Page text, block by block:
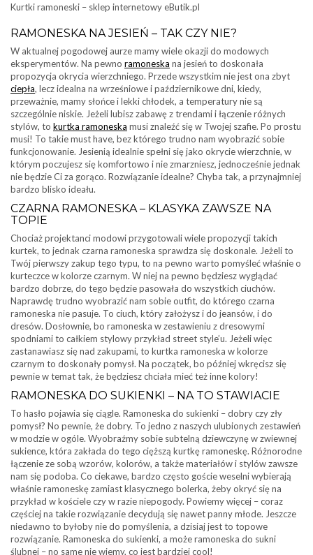
Kurtki ramoneski – sklep internetowy eButik.pl
RAMONESKA NA JESIEŃ – TAK CZY NIE?
W aktualnej pogodowej aurze mamy wiele okazji do modowych
eksperymentów. Na pewno ramoneska na jesień to doskonała
propozycja okrycia wierzchniego. Przede wszystkim nie jest ona zbyt
ciepła, lecz idealna na wrześniowe i październikowe dni, kiedy,
przeważnie, mamy słońce i lekki chłodek, a temperatury nie są
szczególnie niskie. Jeżeli lubisz zabawę z trendami i łączenie różnych
stylów, to kurtka ramoneska musi znaleźć się w Twojej szafie. Po prostu
musi! To takie must have, bez którego trudno nam wyobrazić sobie
funkcjonowanie. Jesienią idealnie spełni się jako okrycie wierzchnie, w
którym poczujesz się komfortowo i nie zmarzniesz, jednocześnie jednak
nie będzie Ci za gorąco. Rozwiązanie idealne? Chyba tak, a przynajmniej
bardzo blisko ideału.
CZARNA RAMONESKA – KLASYKA ZAWSZE NA
TOPIE
Chociaż projektanci modowi przygotowali wiele propozycji takich
kurtek, to jednak czarna ramoneska sprawdza się doskonale. Jeżeli to
Twój pierwszy zakup tego typu, to na pewno warto pomyśleć właśnie o
kurteczce w kolorze czarnym. W niej na pewno będziesz wyglądać
bardzo dobrze, do tego będzie pasowała do wszystkich ciuchów.
Naprawdę trudno wyobrazić nam sobie outfit, do którego czarna
ramoneska nie pasuje. To ciuch, który założysz i do jeansów, i do
dresów. Dosłownie, bo ramoneska w zestawieniu z dresowymi
spodniami to całkiem stylowy przykład street style’u. Jeżeli więc
zastanawiasz się nad zakupami, to kurtka ramoneska w kolorze
czarnym to doskonały pomysł. Na początek, bo później wkręcisz się
pewnie w temat tak, że będziesz chciała mieć też inne kolory!
RAMONESKA DO SUKIENKI – NA TO STAWIACIE
To hasło pojawia się ciągle. Ramoneska do sukienki – dobry czy zły
pomysł? No pewnie, że dobry. To jedno z naszych ulubionych zestawień
w modzie w ogóle. Wyobraźmy sobie subtelną dziewczynę w zwiewnej
sukience, która zakłada do tego cięższą kurtkę ramoneskę. Różnorodne
łączenie ze sobą wzorów, kolorów, a także materiałów i stylów zawsze
nam się podoba. Co ciekawe, bardzo często goście weselni wybierają
właśnie ramoneskę zamiast klasycznego bolerka, żeby okryć się na
przykład w kościele czy w razie niepogody. Powiemy więcej – coraz
częściej na takie rozwiązanie decydują się nawet panny młode. Jeszcze
niedawno to byłoby nie do pomyślenia, a dzisiaj jest to topowe
rozwiązanie. Ramoneska do sukienki, a może ramoneska do sukni
ślubnej – no same nie wiemy, co jest bardziej cool!